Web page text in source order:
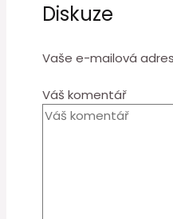
Diskuze
Vaše e-mailová
Váš komentář